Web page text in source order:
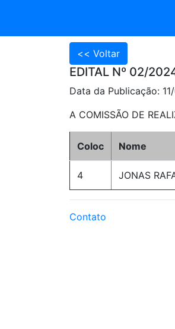
EDITAL Nº 02/
Data da Publicação:
A COMISSÃO DE
Coloc Nome
4 JONAS
Contato